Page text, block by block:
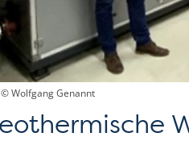
Wolfgang Genannt